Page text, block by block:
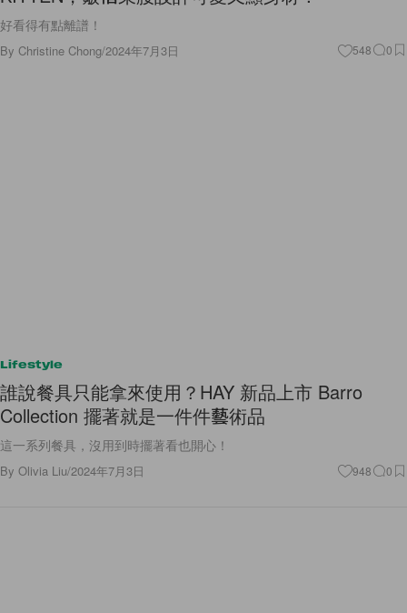
好看得有點離譜！
By Christine Chong/2024年7月3日 548 0
Lifestyle
誰說餐具只能拿來使用？HAY 新品上市 Barro
Collection 擺著就是一件件藝術品
這一系列餐具，沒用到時擺著看也開心！
By Olivia Liu/2024年7月3日 948 0